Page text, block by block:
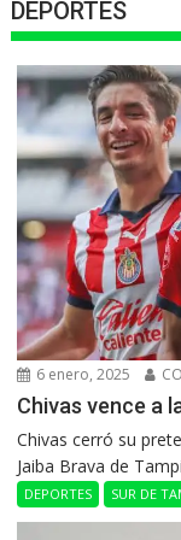
DEPORTES
6 enero, 2025
Chivas vence a
Chivas cerró su
Jaiba Brava de
DEPORTES SUR DE